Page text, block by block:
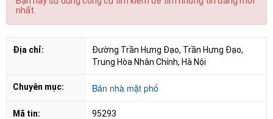
nhất.
Địa chỉ:
Đường Trần Hưng Đạo, Trần Hưng Đạo,
Trung Hòa Nhân Chính, Hà Nội
Chuyên mục: Bán nhà mặt phố
Mã tin: 95293